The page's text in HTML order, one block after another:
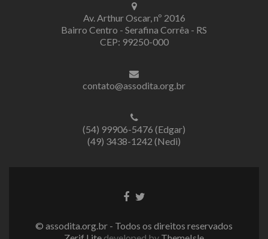
Av. Arthur Oscar, nº 2016
Bairro Centro - Serafina Corrêa - RS
CEP: 99250-000
contato@assodita.org.br
(54) 99906-5476 (Edgar)
(49) 3438-1242 (Nedi)
LinkLink
© assodita.org.br - Todos os direitos reservados